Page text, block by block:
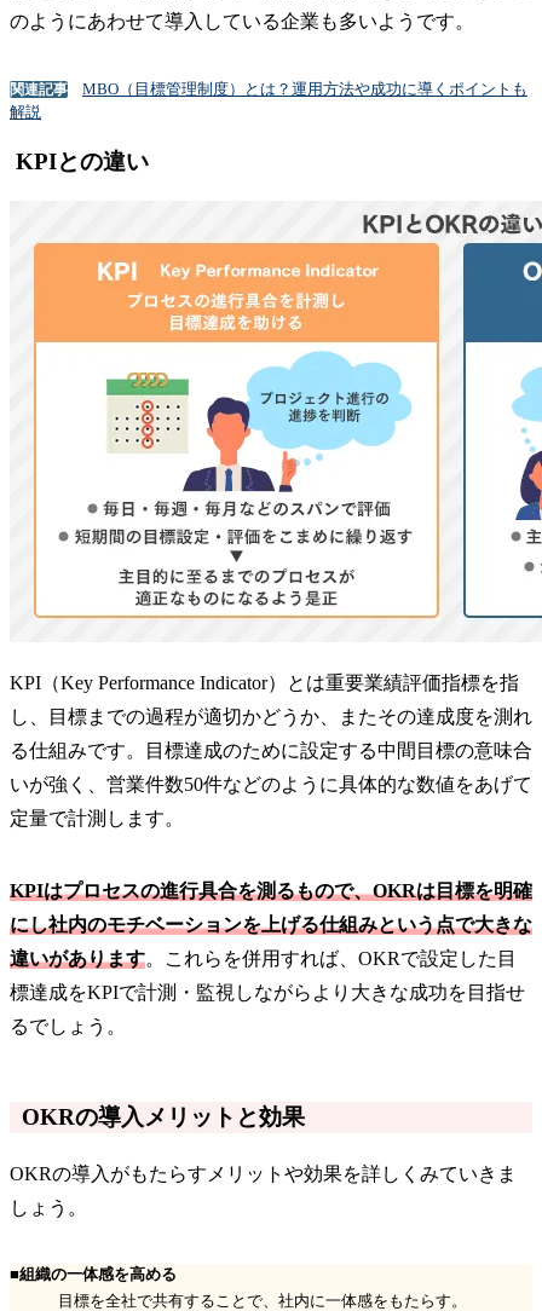
のようにあわせて導入している企業も多いようです。
関連記事
MBO（目標管理制度）とは？運用方法や成功に導くポイントも
解説
KPIとの違い
KPI（Key Performance Indicator）とは重要業績評価指標を指
し、目標までの過程が適切かどうか、またその達成度を測れ
る仕組みです。目標達成のために設定する中間目標の意味合
いが強く、営業件数50件などのように具体的な数値をあげて
定量で計測します。
KPIはプロセスの進行具合を測るもので、OKRは目標を明確
にし社内のモチベーションを上げる仕組みという点で大きな
違いがあります。これらを併用すれば、OKRで設定した目
標達成をKPIで計測・監視しながらより大きな成功を目指せ
るでしょう。
OKRの導入メリットと効果
OKRの導入がもたらすメリットや効果を詳しくみていきま
しょう。
■組織の一体感を高める
目標を全社で共有することで、社内に一体感をもたらす。